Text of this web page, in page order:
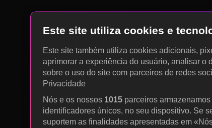
Este site utiliza cookies e
Este site também utiliza cookies adicionais,
aprimorar a experiência do usuário, analisar o
sobre o uso do site com parceiros de redes
Privacidade
Nós e os nossos 1015 parceiros
identificadores únicos, no seu dispositivo. Se
suportem as finalidades apresentadas em